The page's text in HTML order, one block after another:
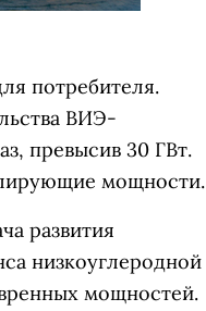
потребителя.
ВИЭ-
превысив 30 ГВт.
мощности.
развития
низкоуглеродной
мощностей.